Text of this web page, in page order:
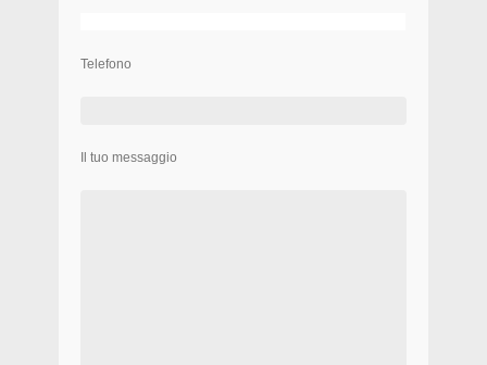
Telefono
Il tuo messaggio